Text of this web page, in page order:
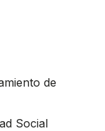
de
Social